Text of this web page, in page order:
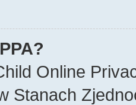
Online
Stanach